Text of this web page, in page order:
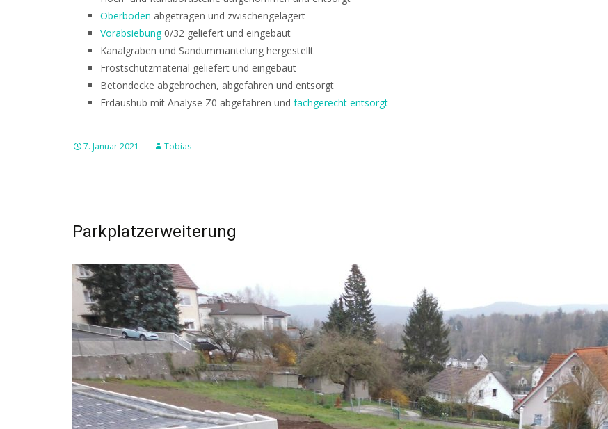
Oberboden abgetragen und zwischengelagert
Vorabsiebung0/32 geliefert und eingebaut
Kanalgraben und Sandummantelung hergestellt
Frostschutzmaterial geliefert und eingebaut
Betondecke abgebrochen, abgefahren und entsorgt
Erdaushub mit Analyse Z0 abgefahren und fachgerecht entsorgt
7. Januar 2021 Tobias
Parkplatzerweiterung